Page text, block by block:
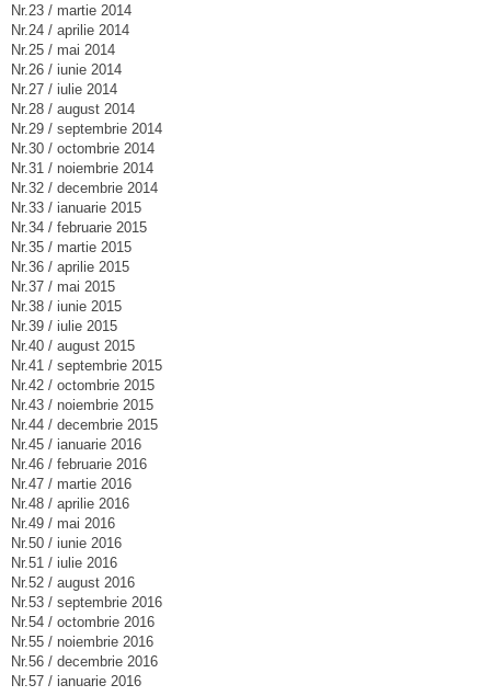
Nr.23 / martie 2014
Nr.24 / aprilie 2014
Nr.25 / mai 2014
Nr.26 / iunie 2014
Nr.27 / iulie 2014
Nr.28 / august 2014
Nr.29 / septembrie 2014
Nr.30 / octombrie 2014
Nr.31 / noiembrie 2014
Nr.32 / decembrie 2014
Nr.33 / ianuarie 2015
Nr.34 / februarie 2015
Nr.35 / martie 2015
Nr.36 / aprilie 2015
Nr.37 / mai 2015
Nr.38 / iunie 2015
Nr.39 / iulie 2015
Nr.40 / august 2015
Nr.41 / septembrie 2015
Nr.42 / octombrie 2015
Nr.43 / noiembrie 2015
Nr.44 / decembrie 2015
Nr.45 / ianuarie 2016
Nr.46 / februarie 2016
Nr.47 / martie 2016
Nr.48 / aprilie 2016
Nr.49 / mai 2016
Nr.50 / iunie 2016
Nr.51 / iulie 2016
Nr.52 / august 2016
Nr.53 / septembrie 2016
Nr.54 / octombrie 2016
Nr.55 / noiembrie 2016
Nr.56 / decembrie 2016
Nr.57 / ianuarie 2016